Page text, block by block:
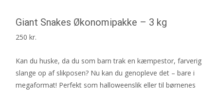
Giant Snakes Økonomipakke – 3 kg
250 kr.
Kan du huske, da du som barn trak en kæmpestor, farverig
slange op af slikposen? Nu kan du genopleve det – bare i
megaformat! Perfekt som halloweenslik eller til børnenes